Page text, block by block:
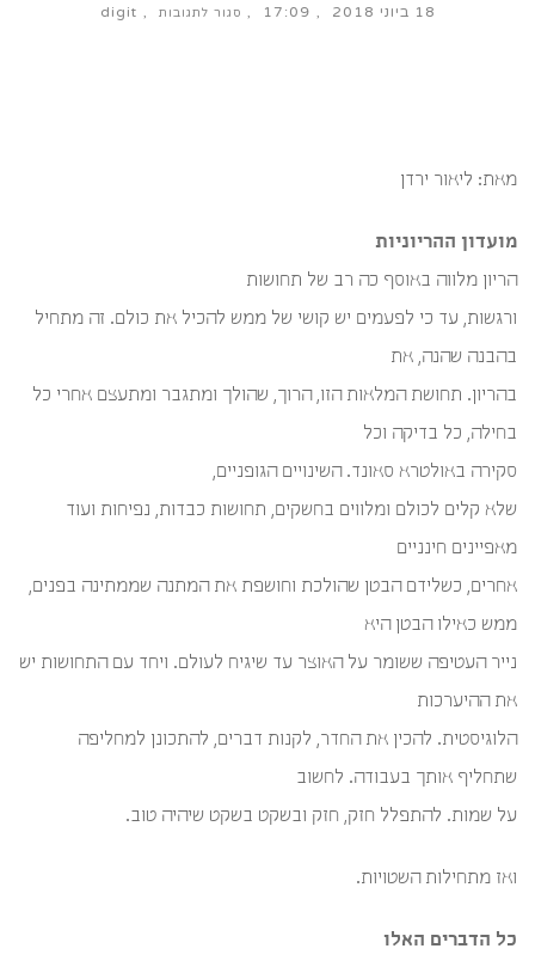
18 ביוני 2018 17:09 סגור לתגובות שטויותdigit
מאת: ליאור ירדן
מועדון ההריוניות
הריון מלווה באוסף כה רב של תחושות
ורגשות, עד כי לפעמים יש קושי של ממש להכיל את כולם. זה מתחיל
בהבנה שהנה, את
בהריון. תחושת המלאות הזו, הרוך, שהולך ומתגבר ומתעצם אחרי כל
בחילה, כל בדיקה וכל
סקירה באולטרא סאונד. השינויים הגופניים,
שלא קלים לכולם ומלווים בחשקים, תחושות כבדות, נפיחות ועוד
מאפיינים חינניים
אחרים, כשלידם הבטן שהולכת וחושפת את המתנה שממתינה בפנים,
ממש כאילו הבטן היא
נייר העטיפה ששומר על האוצר עד שיגיח לעולם. ויחד עם התחושות יש
את ההיערכות
הלוגיסטית. להכין את החדר, לקנות דברים, להתכונן למחליפה
שתחליף אותך בעבודה. לחשוב
על שמות. להתפלל חזק, חזק ובשקט בשקט שיהיה טוב.
ואז מתחילות השטויות.
כל הדברים האלו